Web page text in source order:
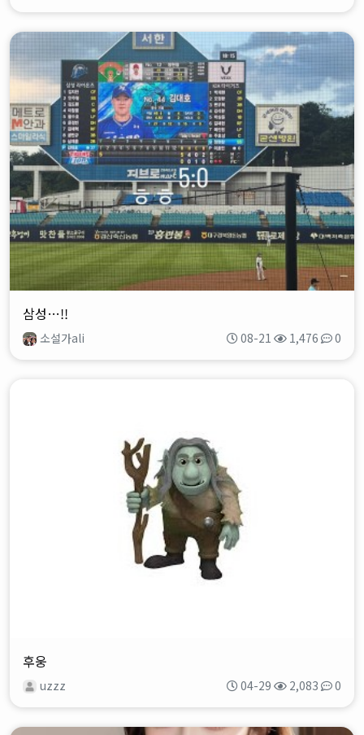
삼성…!!
소설가ali 08-21 1,476 0
후웅
uzzz 04-29 2,083 0